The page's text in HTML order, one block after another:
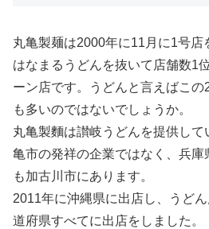
丸亀製麺は2000年に11月に1号店
はなまるうどんを抜いて店舗数1
ーン店です。うどんと言えばこの
も多いのではないでしょうか。
丸亀製麵は讃岐うどんを提供し
亀市の発祥の企業ではなく、兵
も加古川市にあります。
2011年に沖縄県に出店し、うど
道府県すべてに出店をしました。